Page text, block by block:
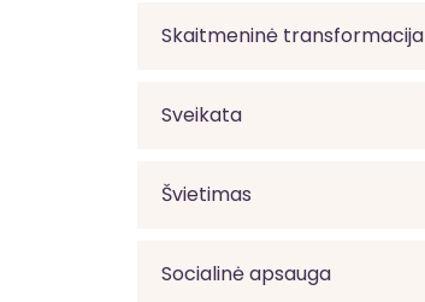
Skaitmeninė transformacija
Sveikata
Švietimas
Socialinė apsauga